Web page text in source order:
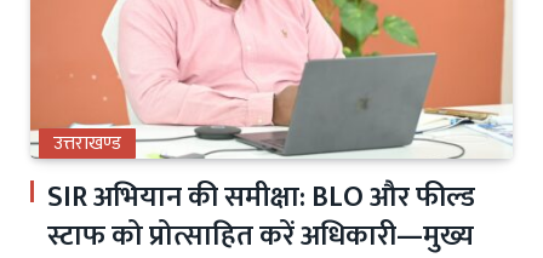
उत्तराखण्ड
SIR अभियान की समीक्षा: BLO और फील्ड
स्टाफ को प्रोत्साहित करें अधिकारी—मुख्य